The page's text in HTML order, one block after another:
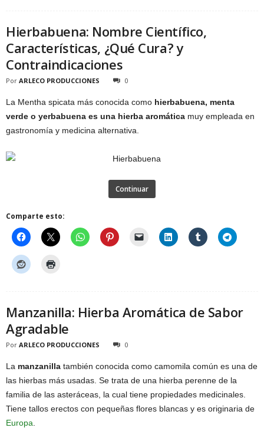
Hierbabuena: Nombre Científico,
Características, ¿Qué Cura? y
Contraindicaciones
Por ARLECO PRODUCCIONES 0
La Mentha spicata más conocida como hierbabuena, menta
verde o yerbabuena es una hierba aromática muy empleada en
gastronomía y medicina alternativa.
Continuar
Comparte esto:
Manzanilla: Hierba Aromática de Sabor
Agradable
Por ARLECO PRODUCCIONES 0
La manzanilla también conocida como camomila común es una de
las hierbas más usadas. Se trata de una hierba perenne de la
familia de las asteráceas, la cual tiene propiedades medicinales.
Tiene tallos erectos con pequeñas flores blancas y es originaria de
Europa